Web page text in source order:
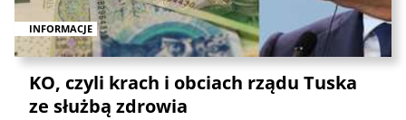
INFORMACJE
KO, czyli krach i obciach rządu Tuska
ze służbą zdrowia